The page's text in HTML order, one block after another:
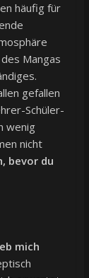
häufig für
Mangas
gefallen
Schüler-
wenig
nicht
bevor du
mich